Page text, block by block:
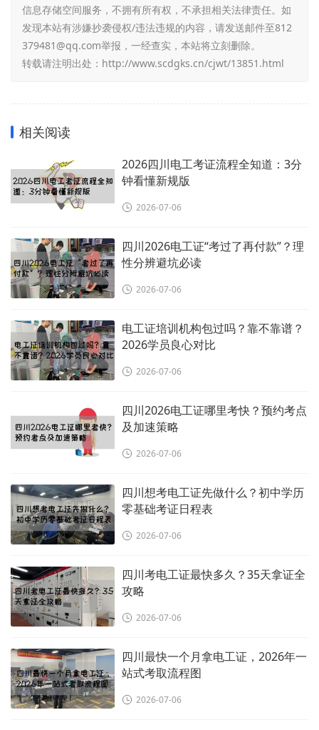
信息存储空间服务，不拥有所有权，不承担相关法律责任。如
发现本站有涉嫌抄袭侵权/违法违规的内容，请发送邮件至812
379481@qq.com举报，一经查实，本站将立刻删除。
转载请注明出处： http://www.scdgks.cn/cjwt/13851.html
相关阅读
2026四川电工考证流程全知道：3分
钟看懂新规版
2026-07-06
四川2026电工证“考过了再付款”？理
性分辨避坑必读
2026-07-06
电工证培训机构包过吗？靠不靠谱？
2026学员良心对比
2026-07-06
四川2026电工证哪里考快？预约考点
及加速策略
2026-07-06
四川想考电工证先做什么？初中学历
零基础考证日程表
2026-07-06
四川考电工证最快多久？35天拿证全
攻略
2026-07-06
四川最快一个月拿电工证，2026年一
站式考取流程图
2026-07-06